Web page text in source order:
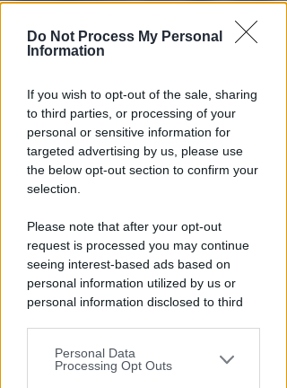
Do Not Process My Personal
Information
If you wish to opt-out of the sale, sharing
to third parties, or processing of your
personal or sensitive information for
targeted advertising by us, please use
the below opt-out section to confirm your
selection.
Please note that after your opt-out
request is processed you may continue
seeing interest-based ads based on
personal information utilized by us or
personal information disclosed to third
You may separately opt-out of the further
disclosure of your personal information
Personal Data
Processing Opt Outs
INTORNO ALLE 9
Corpo senza vita in acqua
all'altezza di Miramare.
Accertamenti sull'identità